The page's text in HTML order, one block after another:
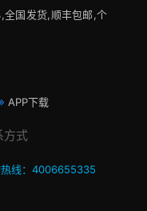
全国发货,顺丰包邮,个
APP下载
方式
线：4006655335